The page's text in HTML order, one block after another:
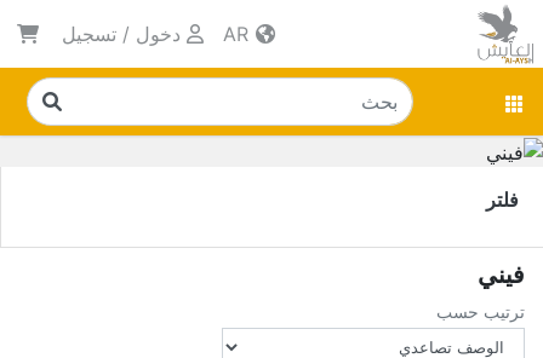
دخول / تسجيل
فلتر
فيني
ترتيب حسب